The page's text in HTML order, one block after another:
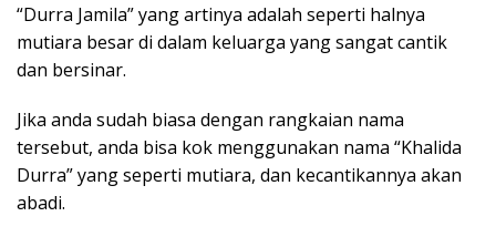
“Durra Jamila” yang artinya adalah seperti halnya
mutiara besar di dalam keluarga yang sangat cantik
dan bersinar.
Jika anda sudah biasa dengan rangkaian nama
tersebut, anda bisa kok menggunakan nama “Khalida
Durra” yang seperti mutiara, dan kecantikannya akan
abadi.